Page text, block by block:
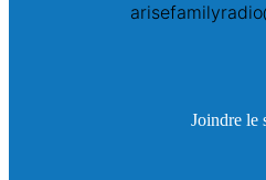
Joindre le